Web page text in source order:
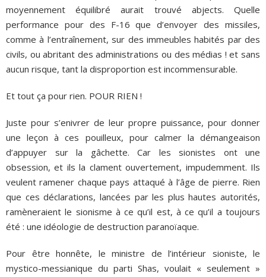
moyennement équilibré aurait trouvé abjects. Quelle
performance pour des F-16 que d’envoyer des missiles,
comme à l’entraînement, sur des immeubles habités par des
civils, ou abritant des administrations ou des médias ! et sans
aucun risque, tant la disproportion est incommensurable.
Et tout ça pour rien. POUR RIEN !
Juste pour s’enivrer de leur propre puissance, pour donner
une leçon à ces pouilleux, pour calmer la démangeaison
d’appuyer sur la gâchette. Car les sionistes ont une
obsession, et ils la clament ouvertement, impudemment. Ils
veulent ramener chaque pays attaqué à l’âge de pierre. Rien
que ces déclarations, lancées par les plus hautes autorités,
ramèneraient le sionisme à ce qu’il est, à ce qu’il a toujours
été : une idéologie de destruction paranoïaque.
Pour être honnête, le ministre de l’intérieur sioniste, le
mystico-messianique du parti Shas, voulait « seulement »